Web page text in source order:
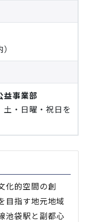
事業部
・日曜・祝日を
化的空間の創
目指す地元地域
池袋駅と副都心